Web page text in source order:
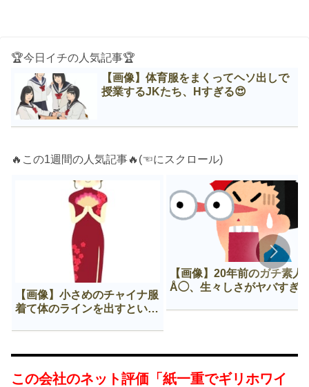
🏆今日イチの人気記事🏆
【画像】体育服をまくってヘソ出しで
授業するJKたち、Нすぎる😍
🔥この1週間の人気記事🔥(☜にスクロール)
【画像】小さめのチャイナ服
着て体のラインを出すという
【画像】20年前のガチ素人
Å◯、生々しさがヤバすぎ
この会社のネット評価「紙一重でギリホワイ